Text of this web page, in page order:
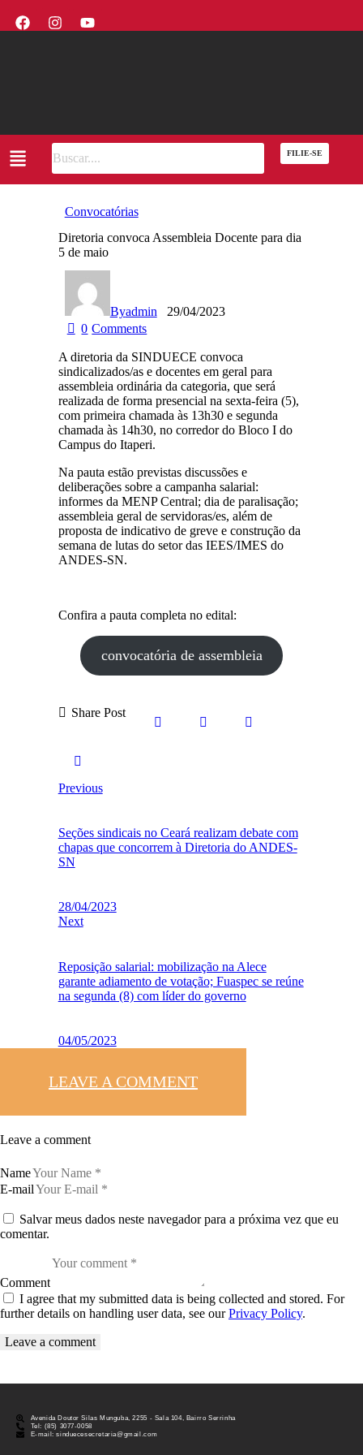
FILIE-SE
Convocatórias
Diretoria convoca Assembleia Docente para dia
5 de maio
Byadmin
29/04/2023
0 Comments
A diretoria da SINDUECE convoca
sindicalizados/as e docentes em geral para
assembleia ordinária da categoria, que será
realizada de forma presencial na sexta-feira (5),
com primeira chamada às 13h30 e segunda
chamada às 14h30, no corredor do Bloco I do
Campus do Itaperi.
Na pauta estão previstas discussões e
deliberações sobre a campanha salarial:
informes da MENP Central; dia de paralisação;
assembleia geral de servidoras/es, além de
proposta de indicativo de greve e construção da
semana de lutas do setor das IEES/IMES do
ANDES-SN.
Confira a pauta completa no edital:
convocatória de assembleia
Share Post
Previous
Seções sindicais no Ceará realizam debate com
chapas que concorrem à Diretoria do ANDES-
SN
28/04/2023
Next
Reposição salarial: mobilização na Alece
garante adiamento de votação; Fuaspec se reúne
na segunda (8) com líder do governo
04/05/2023
LEAVE A COMMENT
Leave a comment
Name
E-mail
Salvar meus dados neste navegador para a próxima vez que eu
comentar.
Comment
I agree that my submitted data is being collected and stored. For
further details on handling user data, see ourPrivacy Policy.
Avenida Doutor Silas Munguba, 2255 - Sala 104, Bairro Serrinha
Tel: (85) 3077-0058
E-mail: sinduecesecretaria@gmail.com